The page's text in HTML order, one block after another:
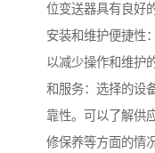
位变送器具有良好
安装和维护便捷性
以减少操作和维护
和服务：选择的设
靠性。可以了解供
修保养等方面的情况